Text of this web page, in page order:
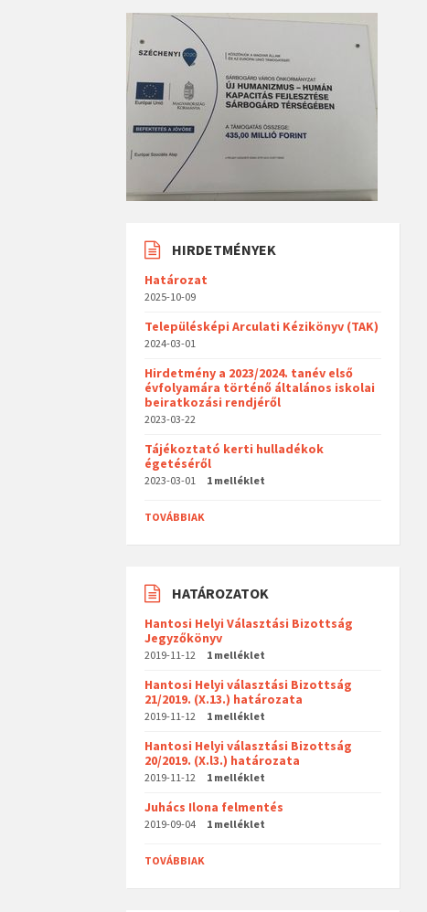
HIRDETMÉNYEK
Határozat
2025-10-09
Településképi Arculati Kézikönyv (TAK)
2024-03-01
Hirdetmény a 2023/2024. tanév első
évfolyamára történő általános iskolai
beiratkozási rendjéről
2023-03-22
Tájékoztató kerti hulladékok
égetéséről
2023-03-01 1 melléklet
TOVÁBBIAK
HATÁROZATOK
Hantosi Helyi Választási Bizottság
Jegyzőkönyv
2019-11-12 1 melléklet
Hantosi Helyi választási Bizottság
21/2019. (X.13.) határozata
2019-11-12 1 melléklet
Hantosi Helyi választási Bizottság
20/2019. (X.l3.) határozata
2019-11-12 1 melléklet
Juhács Ilona felmentés
2019-09-04 1 melléklet
TOVÁBBIAK